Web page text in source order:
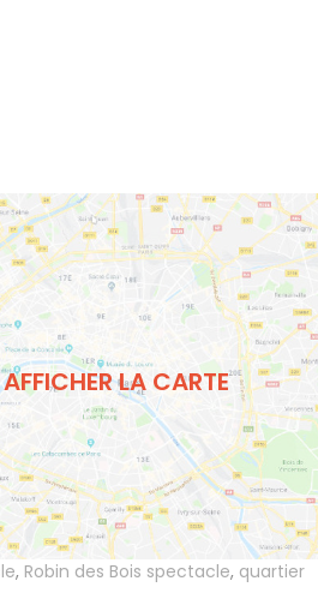
AFFICHER LA CARTE
, Robin des Bois spectacle, quartier